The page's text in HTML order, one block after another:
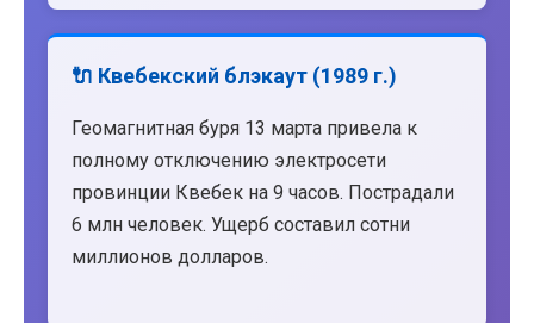
🔌 Квебекский блэкаут (1989 г.)
Геомагнитная буря 13 марта привела к
полному отключению электросети
провинции Квебек на 9 часов. Пострадали
6 млн человек. Ущерб составил сотни
миллионов долларов.